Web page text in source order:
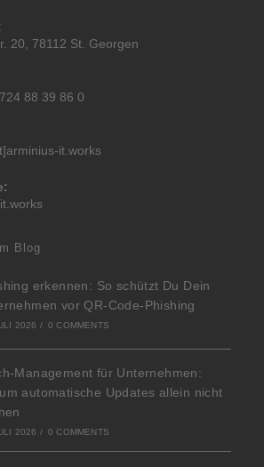
20, 78112 St. Georgen
88 39 86 0
it.works
Blog
erkennen: So schützt Du Dein
vor QR-Code-Phishing
2026 / 0 COMMENTS
Management für Unternehmen:
automatische Updates allein nicht
2026 / 0 COMMENTS